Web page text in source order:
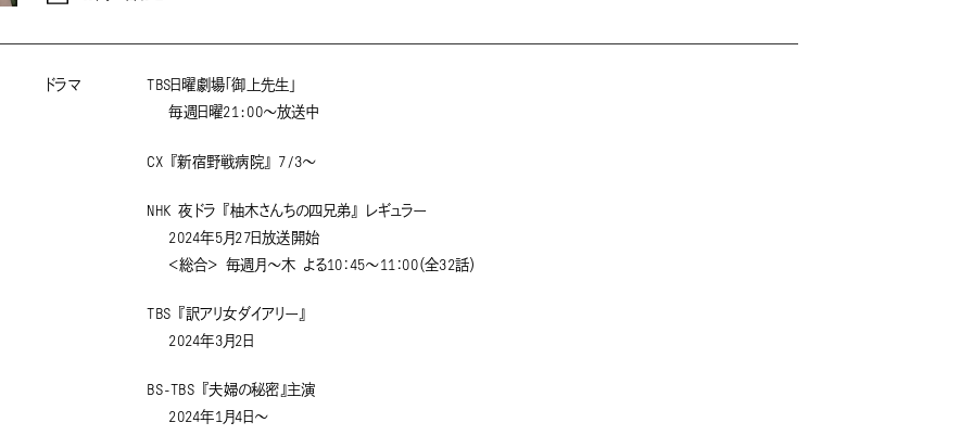
ドラマ
TBS日曜劇場「御上先生」
毎週日曜21:00〜放送中
CX 『新宿野戦病院』 7/3〜
NHK 夜ドラ 『柚木さんちの四兄弟』 レギュラー
2024年5月27日放送開始
＜総合＞ 毎週月～木 よる10：45～11：00（全32話）
TBS 『訳アリ女ダイアリー』
2024年3月2日
BS-TBS 『夫婦の秘密』主演
2024年1月4日～